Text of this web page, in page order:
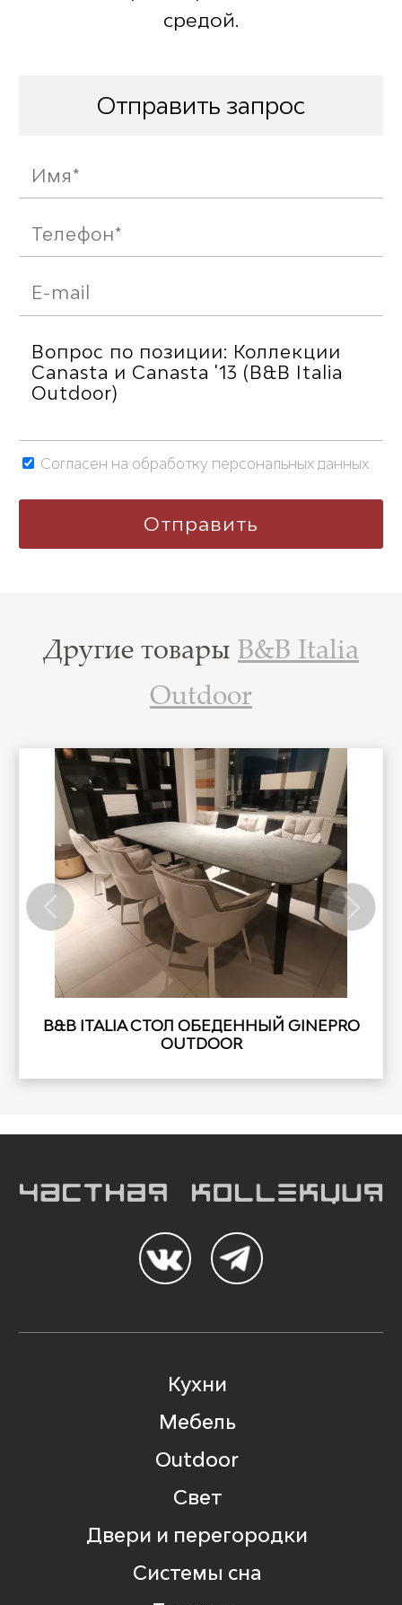
средой.
Отправить запрос
Согласен на обработку персональных данных
Другие товары B&B Italia
Outdoor
B&B ITALIA СТОЛ ОБЕДЕННЫЙ GINEPRO
OUTDOOR
Кухни
Мебель
Outdoor
Свет
Двери и перегородки
Системы сна